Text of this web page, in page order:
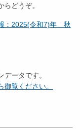
どうぞ。
：2025(令和7)年 秋
ータです。
覧ください。